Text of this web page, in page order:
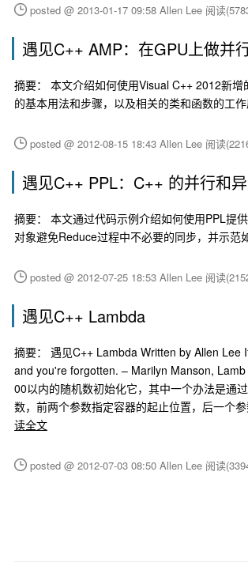
posted @ 2013-01-17 09:58 Allen Lee 阅读
遇见C++ AMP：在GPU上做并
摘要： 本文介绍如何使用Visual C++ 2012新
的基本用法和步骤，以及相关的类和函数的工作
posted @ 2012-08-15 18:43 Allen Lee 阅读
遇见C++ PPL：C++ 的并行和
摘要： 本文通过代码示例介绍如何使用PPL提
对象避免Reduce过程中不必要的同步，并示范
posted @ 2012-07-25 18:53 Allen Lee 阅读
遇见C++ Lambda
摘要： 遇见C++ Lambda Written by Allen
and you're forgotten. – Marilyn Manson,
00以内的随机数初始化它，其中一个办法是通
数，前两个参数指定容器的起止位置，后一个
读全文
posted @ 2012-07-03 08:50 Allen Lee 阅读